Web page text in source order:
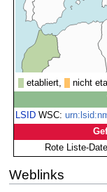
etabliert, nicht
LSID WSC:
Rote Liste-
Weblinks